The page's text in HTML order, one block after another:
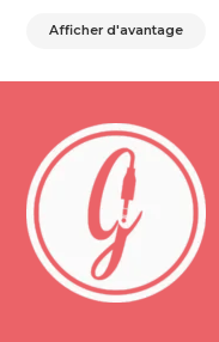
Afficher d'avantage